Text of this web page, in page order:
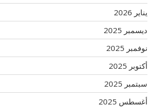
يناير 2026
ديسمبر 2025
نوفمبر 2025
أكتوبر 2025
سبتمبر 2025
أغسطس 2025